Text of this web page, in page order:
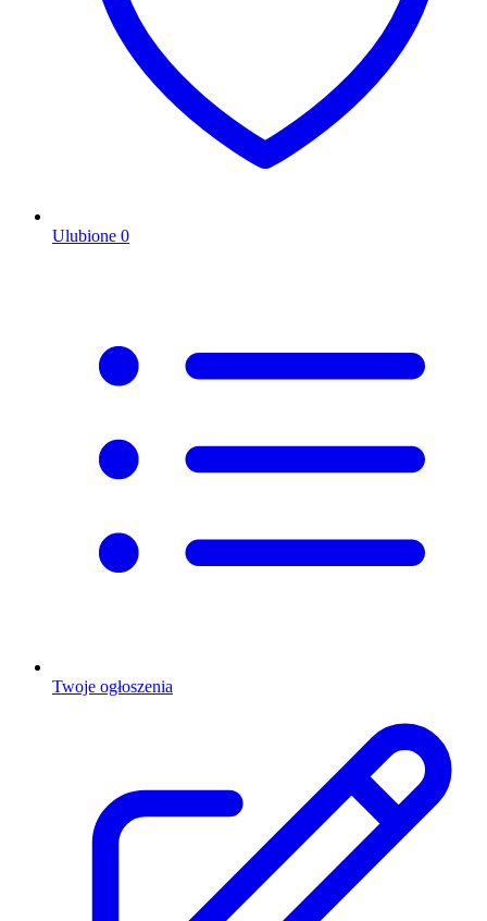
Ulubione 0
Twoje ogłoszenia